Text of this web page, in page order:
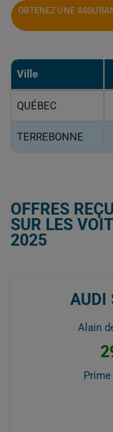
OBTENEZ UNE
Ville
QUÉBEC
TERREBONNE
OFFRES
SUR LES
2025
AUDI
Alain